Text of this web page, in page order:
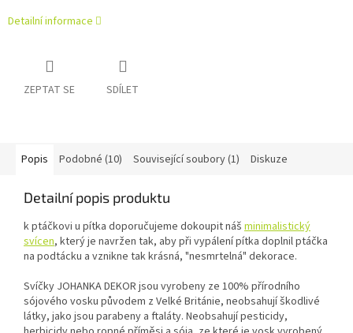
Detailní informace
ZEPTAT SE SDÍLET
Popis Podobné (10) Související soubory (1) Diskuze
Detailní popis produktu
k ptáčkovi u pítka doporučujeme dokoupit náš minimalistický
svícen, který je navržen tak, aby při vypálení pítka doplnil ptáčka
na podtácku a vznikne tak krásná, "nesmrtelná" dekorace.
Svíčky JOHANKA DEKOR jsou vyrobeny ze 100% přírodního
sójového vosku původem z Velké Británie, neobsahují škodlivé
látky, jako jsou parabeny a ftaláty. Neobsahují pesticidy,